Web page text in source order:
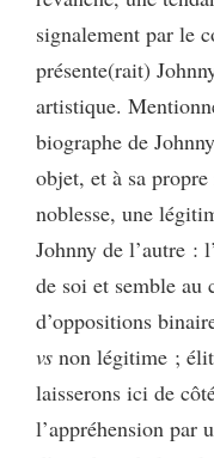
signalement par le
présente(rait)
artistique.
biographe de
objet, et à sa
noblesse, une
Johnny de l’autre :
de soi et semble au
d’oppositions
vs non légitime ;
laisserons ici de
l’appréhension par